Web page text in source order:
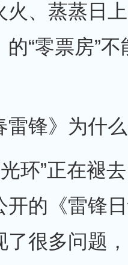
火、蒸蒸日
的“零票房”
雷锋》为什
环”正在褪
开的《雷锋
了很多问题